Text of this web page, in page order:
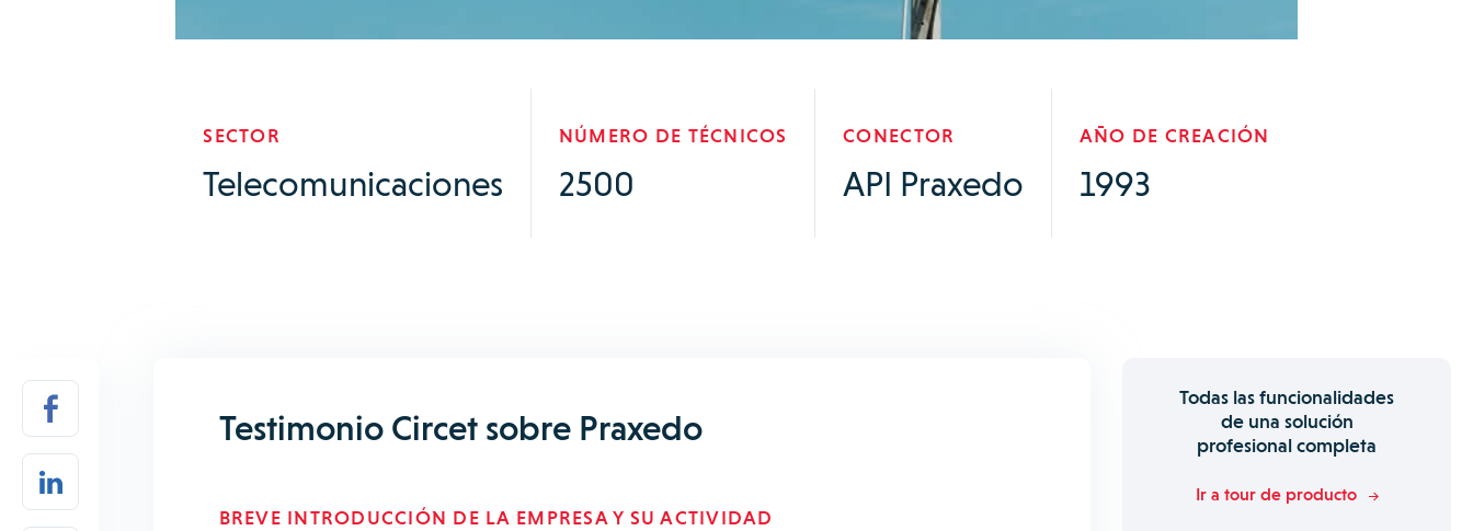
SECTOR
Telecomunicaciones
NÚMERO DE TÉCNICOS
2500
CONECTOR
API Praxedo
AÑO DE CREACIÓN
1993
Testimonio Circet sobre Praxedo
BREVE INTRODUCCIÓN DE LA EMPRESA Y SU ACTIVIDAD
Todas las funcionalidades
de una solución
profesional completa
Ir a tour de producto